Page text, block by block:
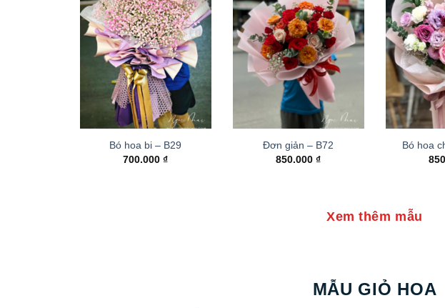
Bó hoa bi – B29
700.000₫
Đơn giản – B72
850.000₫
Bó hoa
Xem thêm mẫu
MẪU GIỎ HOA